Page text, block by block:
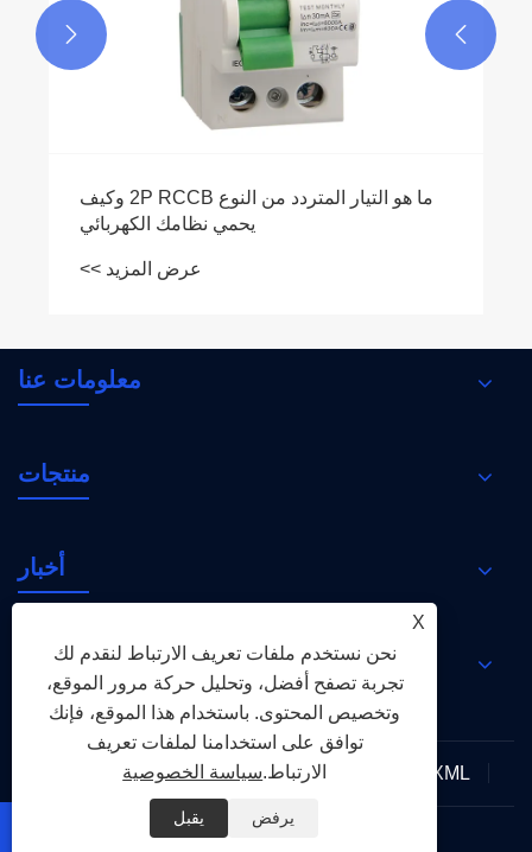
ما هو التيار المتردد من النوع 2P RCCB وكيف
يحمي نظامك الكهربائي
عرض المزيد >>


معلومات عنا
منتجات
أخبار
اتصل بنا
Links Sitemap XML سياسة الخصوصية

X
نحن نستخدم ملفات تعريف الارتباط لنقدم لك
تجربة تصفح أفضل، وتحليل حركة مرور الموقع،
وتخصيص المحتوى. باستخدام هذا الموقع، فإنك
توافق على استخدامنا لملفات تعريف
الارتباط.سياسة الخصوصية
يرفض يقبل